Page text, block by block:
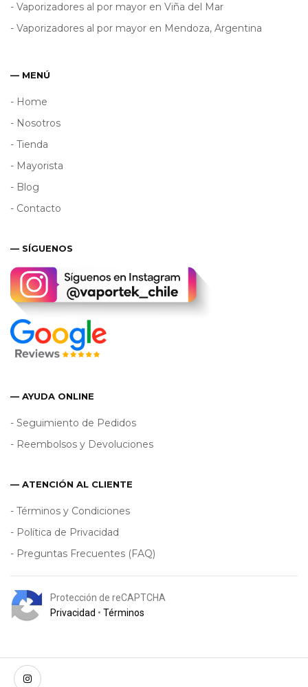
- Vaporizadores al por mayor en Viña del Mar
- Vaporizadores al por mayor en Mendoza, Argentina
— MENÚ
- Home
- Nosotros
- Tienda
- Mayorista
- Blog
- Contacto
— SÍGUENOS
— AYUDA ONLINE
- Seguimiento de Pedidos
- Reembolsos y Devoluciones
— ATENCIÓN AL CLIENTE
- Términos y Condiciones
- Política de Privacidad
- Preguntas Frecuentes (FAQ)
Protección de reCAPTCHA
Privacidad • Términos